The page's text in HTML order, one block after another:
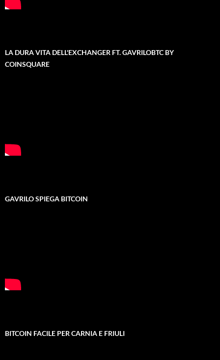
LA DURA VITA DELL'EXCHANGER FT. GAVRILOBTC BY
COINSQUARE
GAVRILO SPIEGA BITCOIN
BITCOIN FACILE PER CARNIA E FRIULI